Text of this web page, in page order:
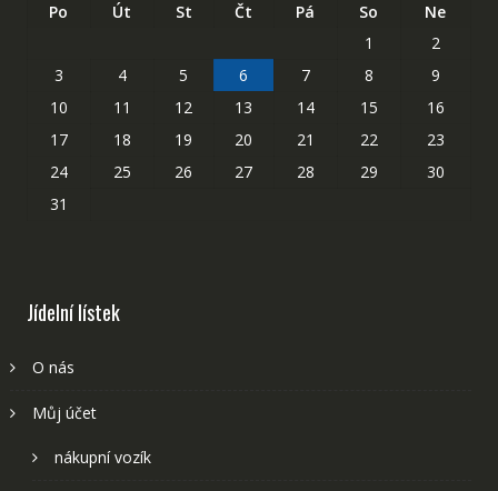
Po Út St Čt Pá So
Ne
1
2
3
4 5 6 7 8
9
10
11 12 13 14 15
16
17
18 19 20 21 22
23
24
25 26 27 28 29
30
31
Jídelní lístek
O nás
Můj účet
nákupní vozík